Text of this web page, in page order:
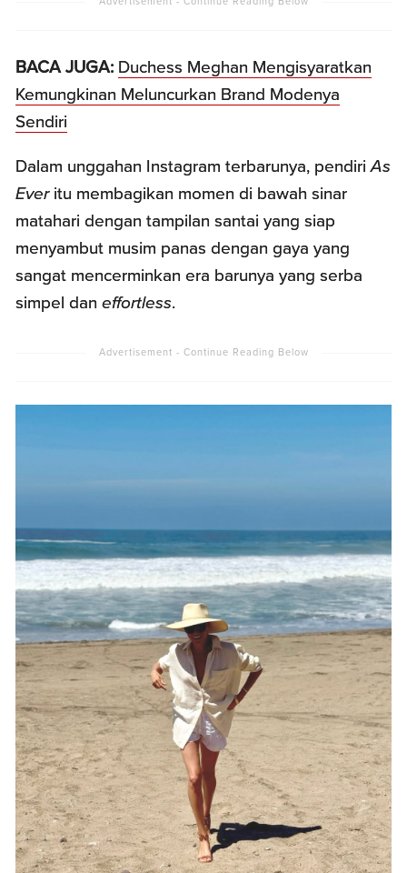
BACA JUGA: Duchess Meghan Mengisyaratkan
Kemungkinan Meluncurkan Brand Modenya
Sendiri
Dalam unggahan Instagram terbarunya, pendiriAs
Everitu membagikan momen di bawah sinar
matahari dengan tampilan santai yang siap
menyambut musim panas dengan gaya yang
sangat mencerminkan era barunya yang serba
simpel daneffortless.